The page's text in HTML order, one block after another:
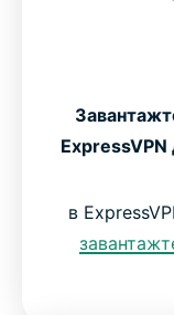
ExpressVPN
в